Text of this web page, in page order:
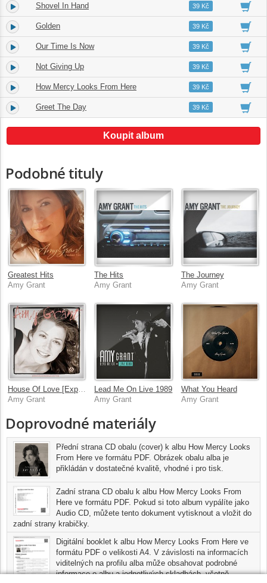
6. Shovel In Hand 03:3539 Kč
7. Golden 04:3339 Kč
8. Our Time Is Now 03:2639 Kč
9. Not Giving Up 03:3839 Kč
10. How Mercy Looks From Here 04:1639 Kč
11. Greet The Day 02:3739 Kč
Koupit album
Podobné tituly
Greatest Hits
Amy Grant
The Hits
Amy Grant
The Journey
Amy Grant
House Of Love [Expanded Anniversary Edition]
Amy Grant
Lead Me On Live 1989
Amy Grant
What You Heard
Amy Grant
Doprovodné materiály
Přední strana CD obalu (cover) k albu How Mercy Looks
From Here ve formátu PDF. Obrázek obalu alba je
přikládán v dostatečné kvalitě, vhodné i pro tisk.
Zadní strana CD obalu k albu How Mercy Looks From
Here ve formátu PDF. Pokud si toto album vypálíte jako
Audio CD, můžete tento dokument vytisknout a vložit do
zadní strany krabičky.
Digitální booklet k albu How Mercy Looks From Here ve
formátu PDF o velikosti A4. V závislosti na informacích
viditelných na profilu alba může obsahovat podrobné
informace o albu a jednotlivých skladbách, včetně